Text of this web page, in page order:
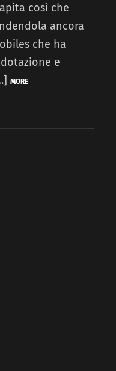
così che
ancora
che ha
e
MORE